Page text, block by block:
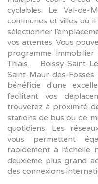
cyclables. Le Val-de-
communes et villes où
sélectionner
vos attentes. Vous
programme
Thiais, Boissy-Saint-
Saint-Maur-des-
bénéficie d'une
facilitant vos
trouverez à proximité
stations de bus ou de
quotidiens. Les
vous permettent
rapidement à l’échelle
deuxième plus grand
des connexions